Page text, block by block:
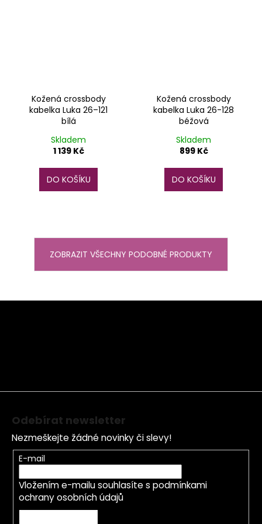
Kožená crossbody
kabelka Luka 26–121
bílá
Skladem
1 139 Kč
DO KOŠÍKU
Kožená crossbody
kabelka Luka 26-128
béžová
Skladem
899 Kč
DO KOŠÍKU
ZOBRAZIT VŠECHNY PODOBNÉ PRODUKTY
Z
Odebírat newsletter
Nezmeškejte žádné novinky či slevy!
E-mail
Vložením e-mailu souhlasíte s podmínkami
ochrany osobních údajů